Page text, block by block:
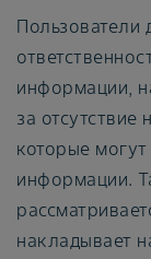
Пользователи
информации,
за
которые
информации.
накладывает